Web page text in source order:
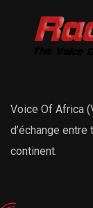
Voice Of Africa
d’échange
continent.